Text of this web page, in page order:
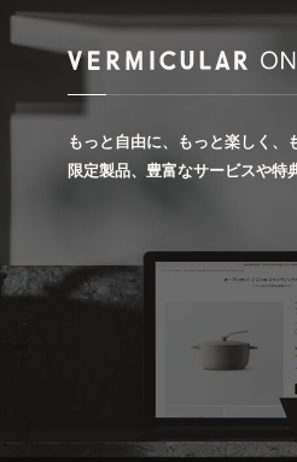
もっと自由に、もっと楽しく、
限定製品、豊富なサービスや特